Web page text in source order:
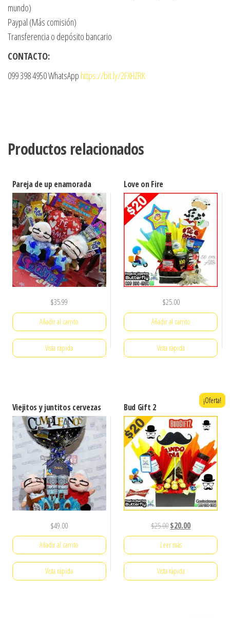
mundo)
Paypal (Más comisión)
Transferencia o depósito bancario
CONTACTO:
099 398 4950 WhatsApp https://bit.ly/2FXHZRK
Productos relacionados
Pareja de up enamorada
$35.99
Añadir al carrito
Vista rápida
Love on Fire
$25.00
Añadir al carrito
Vista rápida
Viejitos y juntitos cervezas
$49.00
Añadir al carrito
Vista rápida
Bud Gift 2
¡Oferta!
$25.00El
precio
original
era:
$25.00.
$20.00El
precio
es:
Leer más
Vista rápida